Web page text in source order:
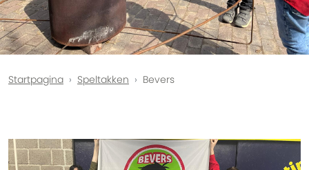
Startpagina Speltakken Bevers